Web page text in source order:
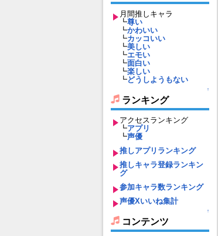
月間推しキャラ
┗尊い
┗かわいい
┗カッコいい
┗美しい
┗エモい
┗面白い
┗楽しい
┗どうしようもない
↑
ランキング
アクセスランキング
┗アプリ
┗声優
推しアプリランキング
推しキャラ登録ランキン
グ
参加キャラ数ランキング
声優Xいいね集計
↑
コンテンツ